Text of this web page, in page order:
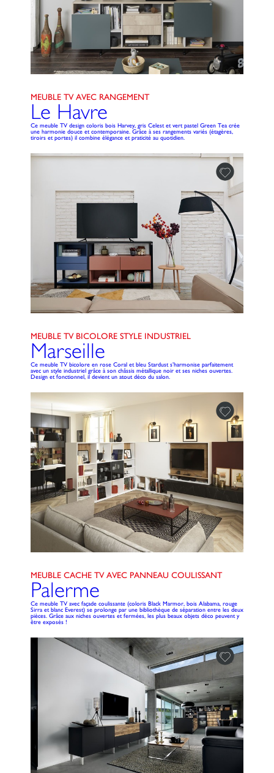
MEUBLE TV AVEC RANGEMENT
Le Havre
Ce meuble TV design coloris bois Harvey, gris Celest et vert pastel Green Tea crée
une harmonie douce et contemporaine. Grâce à ses rangements variés (étagères,
tiroirs et portes) il combine élégance et praticité au quotidien.
MEUBLE TV BICOLORE STYLE INDUSTRIEL
Marseille
Ce meuble TV bicolore en rose Coral et bleu Stardust s’harmonise parfaitement
avec un style industriel grâce à son châssis métallique noir et ses niches ouvertes.
Design et fonctionnel, il devient un atout déco du salon.
MEUBLE CACHE TV AVEC PANNEAU COULISSANT
Palerme
Ce meuble TV avec façade coulissante (coloris Black Marmor, bois Alabama, rouge
Sirra et blanc Everest) se prolonge par une bibliothèque de séparation entre les deux
pièces. Grâce aux niches ouvertes et fermées, les plus beaux objets déco peuvent y
être exposés !